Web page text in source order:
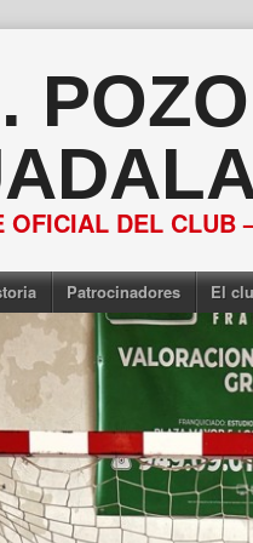
OFICIAL DEL CLUB
Patrocinadores El